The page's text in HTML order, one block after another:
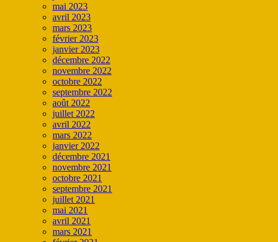
mai 2023
avril 2023
mars 2023
février 2023
janvier 2023
décembre 2022
novembre 2022
octobre 2022
septembre 2022
août 2022
juillet 2022
avril 2022
mars 2022
janvier 2022
décembre 2021
novembre 2021
octobre 2021
septembre 2021
juillet 2021
mai 2021
avril 2021
mars 2021